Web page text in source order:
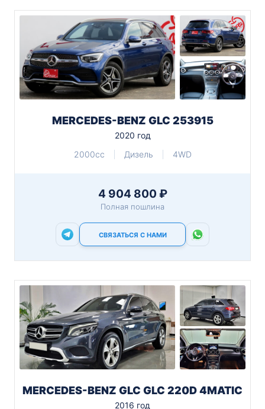
MERCEDES-BENZ GLC 253915
2020 год
2000cc
Дизель 4WD
4 904 800 ₽
Полная пошлина
СВЯЗАТЬСЯ С НАМИ
MERCEDES-BENZ GLC GLC 220D 4MATIC
2016 год